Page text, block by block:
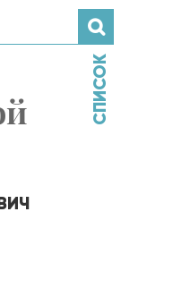
СПИСОК